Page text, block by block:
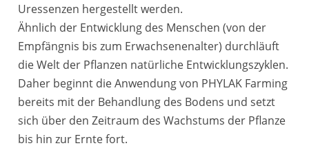
Uressenzen hergestellt werden.
Ähnlich der Entwicklung des Menschen (von der
Empfängnis bis zum Erwachsenenalter) durchläuft
die Welt der Pflanzen natürliche Entwicklungszyklen.
Daher beginnt die Anwendung von PHYLAK Farming
bereits mit der Behandlung des Bodens und setzt
sich über den Zeitraum des Wachstums der Pflanze
bis hin zur Ernte fort.